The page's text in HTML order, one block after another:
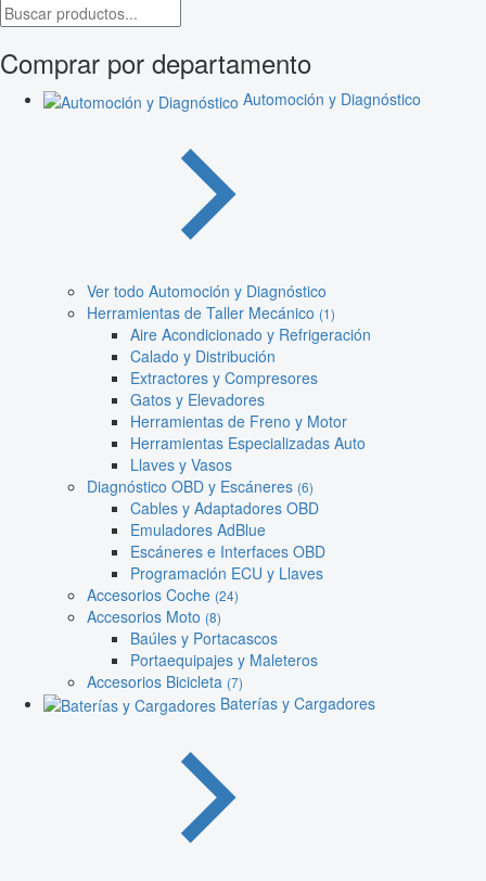
Comprar por departamento
Automoción y Diagnóstico
Ver todo Automoción y Diagnóstico
Herramientas de Taller Mecánico (1)
Aire Acondicionado y Refrigeración
Calado y Distribución
Extractores y Compresores
Gatos y Elevadores
Herramientas de Freno y Motor
Herramientas Especializadas Auto
Llaves y Vasos
Diagnóstico OBD y Escáneres (6)
Cables y Adaptadores OBD
Emuladores AdBlue
Escáneres e Interfaces OBD
Programación ECU y Llaves
Accesorios Coche (24)
Accesorios Moto (8)
Baúles y Portacascos
Portaequipajes y Maleteros
Accesorios Bicicleta (7)
Baterías y Cargadores